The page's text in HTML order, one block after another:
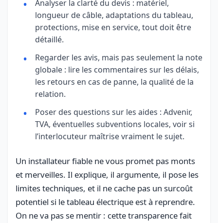
Analyser la clarté du devis : matériel,
longueur de câble, adaptations du tableau,
protections, mise en service, tout doit être
détaillé.
Regarder les avis, mais pas seulement la note
globale : lire les commentaires sur les délais,
les retours en cas de panne, la qualité de la
relation.
Poser des questions sur les aides : Advenir,
TVA, éventuelles subventions locales, voir si
l’interlocuteur maîtrise vraiment le sujet.
Un installateur fiable ne vous promet pas monts
et merveilles. Il explique, il argumente, il pose les
limites techniques, et il ne cache pas un surcoût
potentiel si le tableau électrique est à reprendre.
On ne va pas se mentir : cette transparence fait